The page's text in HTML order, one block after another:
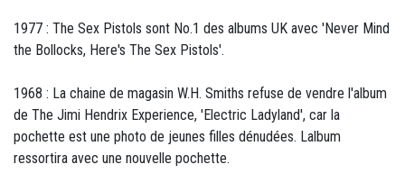
1977 : The Sex Pistols sont No.1 des albums UK avec 'Never Mind
the Bollocks, Here's The Sex Pistols'.
1968 : La chaine de magasin W.H. Smiths refuse de vendre l'album
de The Jimi Hendrix Experience, 'Electric Ladyland', car la
pochette est une photo de jeunes filles dénudées. Lalbum
ressortira avec une nouvelle pochette.